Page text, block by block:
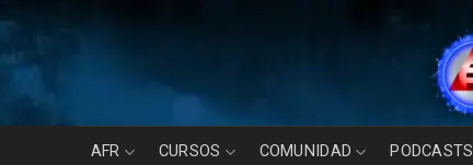
content
AFR CURSOS COMUNIDAD PODCASTS